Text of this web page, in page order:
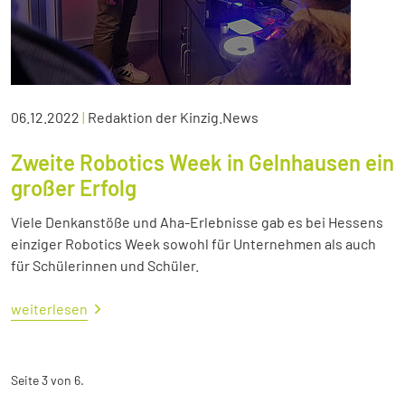
06.12.2022 | Redaktion der Kinzig.News
Zweite Robotics Week in Gelnhausen ein
großer Erfolg
Viele Denkanstöße und Aha-Erlebnisse gab es bei Hessens
einziger Robotics Week sowohl für Unternehmen als auch
für Schülerinnen und Schüler.
weiterlesen
Seite 3 von 6.